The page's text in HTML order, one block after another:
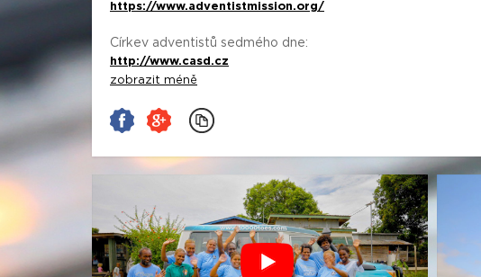
https://www.adventistmission.org/
Církev adventistů sedmého dne:
http://www.casd.cz
zobrazit méně